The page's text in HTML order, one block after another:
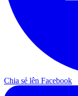
Chia sẻ lên Facebook